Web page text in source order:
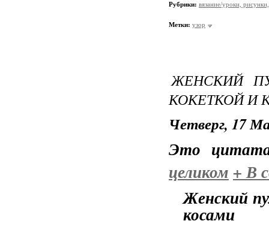
Рубрики: вязание/уроки,
Метки: узор
ЖЕНСКИЙ
КОКЕТКОЙ И
Четверг, 17
Это
целиком +В
Женский
косами